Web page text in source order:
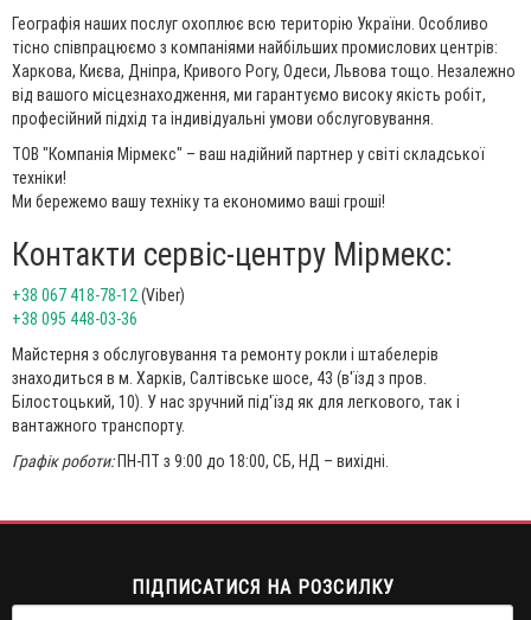
Географія наших послуг охоплює всю територію України. Особливо
тісно співпрацюємо з компаніями найбільших промислових центрів:
Харкова, Києва, Дніпра, Кривого Рогу, Одеси, Львова тощо. Незалежно
від вашого місцезнаходження, ми гарантуємо високу якість робіт,
професійний підхід та індивідуальні умови обслуговування.
ТОВ "Компанія Мірмекс" – ваш надійний партнер у світі складської
техніки!
Ми бережемо вашу техніку та економимо ваші гроші!
Контакти сервіс-центру Мірмекс:
+38 067 418-78-12 (Viber)
+38 095 448-03-36
Майстерня з обслуговування та ремонту рокли і штабелерів
знаходиться в м. Харків, Салтівське шосе, 43 (в'їзд з пров.
Білостоцький, 10). У нас зручний під'їзд як для легкового, так і
вантажного транспорту.
Графік роботи:ПН-ПТ з 9:00 до 18:00, СБ, НД – вихідні.
ПІДПИСАТИСЯ НА РОЗСИЛКУ